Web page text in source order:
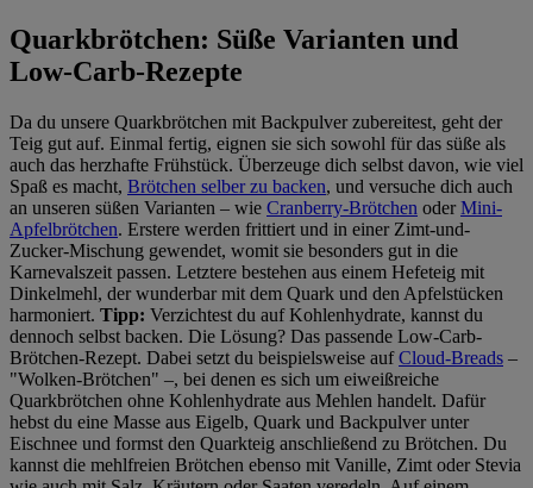
Quarkbrötchen: Süße Varianten und
Low-Carb-Rezepte
Da du unsere Quarkbrötchen mit Backpulver zubereitest, geht der
Teig gut auf. Einmal fertig, eignen sie sich sowohl für das süße als
auch das herzhafte Frühstück. Überzeuge dich selbst davon, wie viel
Spaß es macht, Brötchen selber zu backen, und versuche dich auch
an unseren süßen Varianten – wie Cranberry-Brötchen oderMini-
Apfelbrötchen. Erstere werden frittiert und in einer Zimt-und-
Zucker-Mischung gewendet, womit sie besonders gut in die
Karnevalszeit passen. Letztere bestehen aus einem Hefeteig mit
Dinkelmehl, der wunderbar mit dem Quark und den Apfelstücken
harmoniert. Tipp: Verzichtest du auf Kohlenhydrate, kannst du
dennoch selbst backen. Die Lösung? Das passende Low-Carb-
Brötchen-Rezept. Dabei setzt du beispielsweise aufCloud-Breads –
"Wolken-Brötchen" –, bei denen es sich um eiweißreiche
Quarkbrötchen ohne Kohlenhydrate aus Mehlen handelt. Dafür
hebst du eine Masse aus Eigelb, Quark und Backpulver unter
Eischnee und formst den Quarkteig anschließend zu Brötchen. Du
kannst die mehlfreien Brötchen ebenso mit Vanille, Zimt oder Stevia